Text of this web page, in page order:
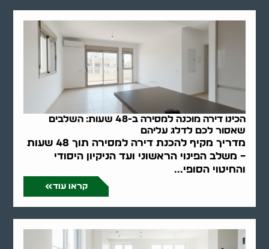
הכינו דירה מוכנה למסירה ב-48 שעות: השלבים
שאסור לכם לדלג עליהם
מדריך מקיף להכנת דירה למסירה תוך 48 שעות
– משלב הפינוי הראשוני ועד הניקיון היסודי
והחיטוי הסופי...
קראו עוד